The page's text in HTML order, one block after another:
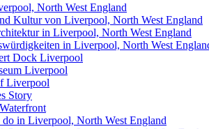
North West England
Kultur von Liverpool, North West England
in Liverpool, North West England
in Liverpool, North West
Dock Liverpool
Liverpool
Liverpool
Story
do in Liverpool, North West England